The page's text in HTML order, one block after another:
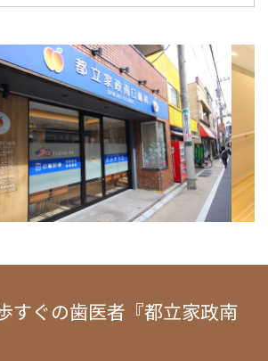
すぐの歯医者『都立家政南